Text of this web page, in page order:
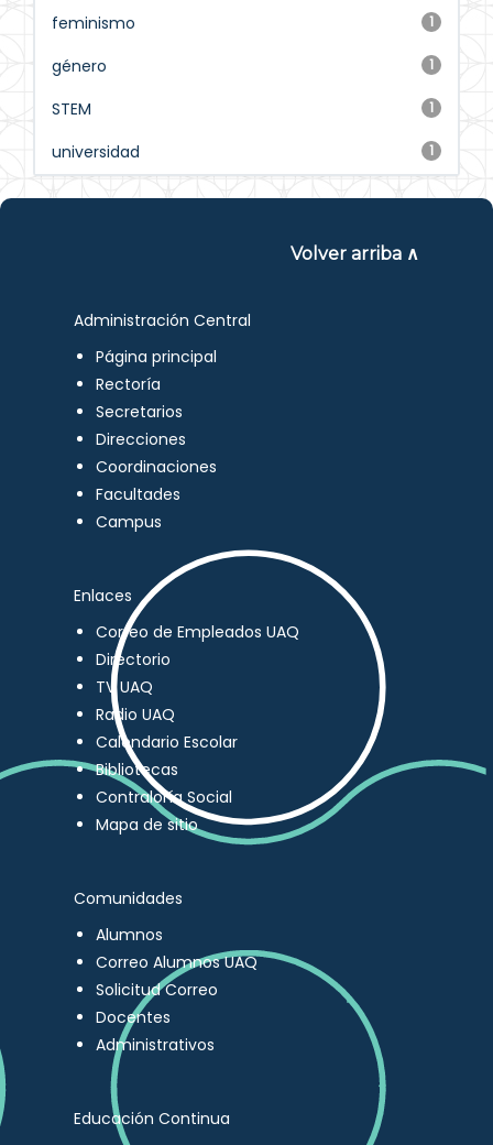
1
feminismo
1
género
1
STEM
1
universidad
Volver arriba ∧
Administración Central
Página principal
Rectoría
Secretarios
Direcciones
Coordinaciones
Facultades
Campus
Enlaces
Correo de Empleados UAQ
Directorio
TV UAQ
Radio UAQ
Calendario Escolar
Bibliotecas
Contraloría Social
Mapa de sitio
Comunidades
Alumnos
Correo Alumnos UAQ
Solicitud Correo
Docentes
Administrativos
Educación Continua